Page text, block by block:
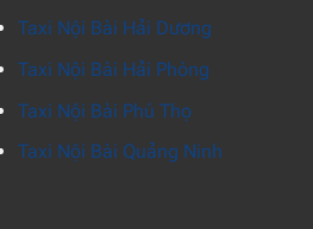
Taxi Nội Bài Hải Dương
Taxi Nội Bài Hải Phòng
Taxi Nội Bài Phú Thọ
Taxi Nội Bài Quảng Ninh